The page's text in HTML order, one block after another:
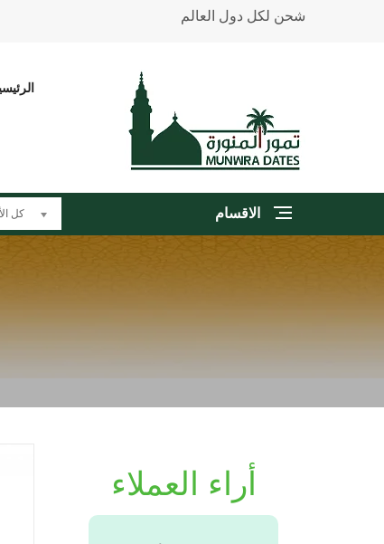
شحن لكل دول العالم
الاقسام كل
أراء العملاء